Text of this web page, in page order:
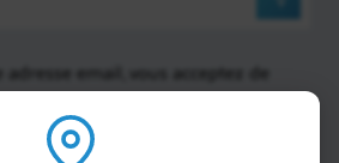
adresse email, vous acceptez de
nos dernières actualités et vous
connaissance de notre politique